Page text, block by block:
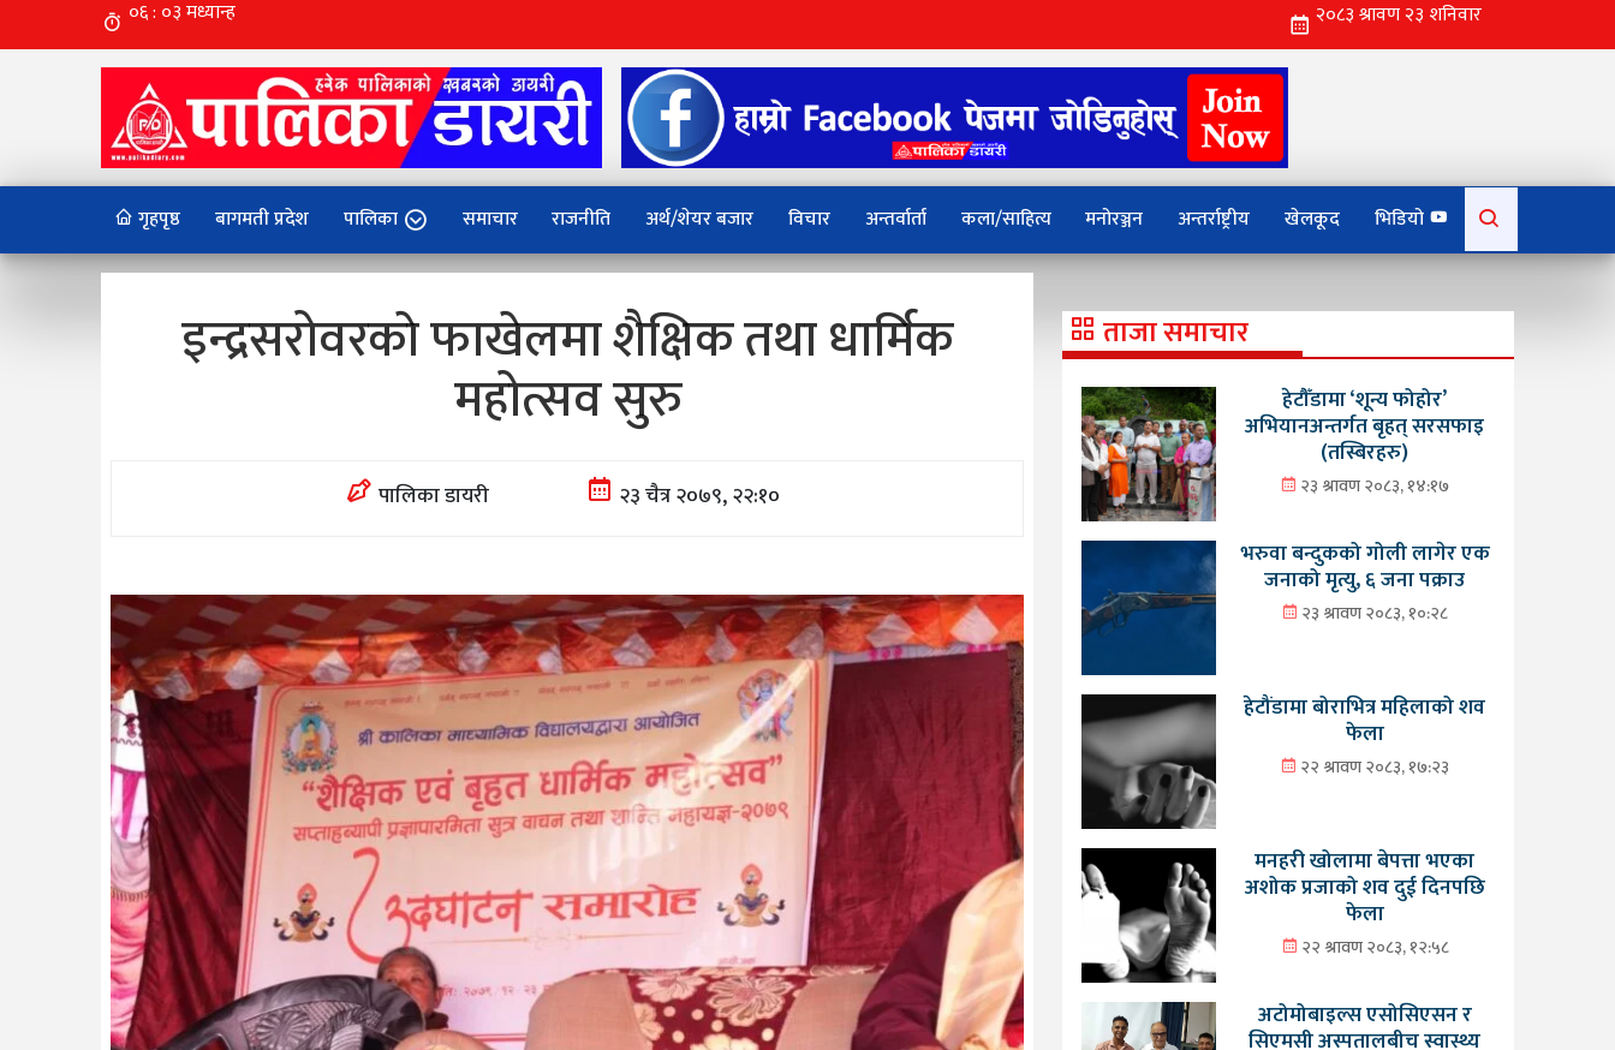
गृहपृष्ठ बागमती प्रदेश पालिका समाचार राजनीति अर्थ/शेयर बजार विचार अन्तर्वार्ता कला/साहित्य मनोरञ्जन अन्तर्राष्ट्रीय खेलकूद भिडियो
for:
इन्द्रसरोवरकाे फाखेलमा शैक्षिक तथा धार्मिक
महोत्सव सुरु
पालिका डायरी २३ चैत्र २०७९, २२:१०
ताजा समाचार
हेटौँडामा ‘शून्य फोहोर’
अभियानअन्तर्गत बृहत् सरसफाइ
(तस्बिरहरु)
२३ श्रावण २०८३, १४:१७
भरुवा बन्दुकको गोली लागेर एक
जनाको मृत्यु, ६ जना पक्राउ
२३ श्रावण २०८३, १०:२८
हेटौंडामा बोराभित्र महिलाको शव
फेला
२२ श्रावण २०८३, १७:२३
मनहरी खोलामा बेपत्ता भएका
अशोक प्रजाको शव दुई दिनपछि
फेला
२२ श्रावण २०८३, १२:५८
अटोमोबाइल्स एसोसिएसन र
सिएमसी अस्पतालबीच स्वास्थ्य